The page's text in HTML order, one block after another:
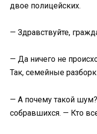
двое полицейских.
— Здравствуйте,
— Да ничего не
Так, семейные
— А почему такой
собравшихся. — Кто